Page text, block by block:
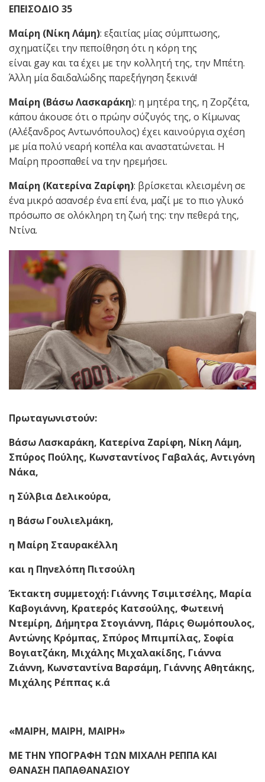
ΕΠΕΙΣΟΔΙΟ 35
Μαίρη (Νίκη Λάμη): εξαιτίας μίας σύμπτωσης,
σχηματίζει την πεποίθηση ότι η κόρη της
είναι gay και τα έχει με την κολλητή της, την Μπέτη.
Άλλη μία δαιδαλώδης παρεξήγηση ξεκινά!
Μαίρη (Βάσω Λασκαράκη): η μητέρα της, η Ζορζέτα,
κάπου άκουσε ότι ο πρώην σύζυγός της, ο Κίμωνας
(Αλέξανδρος Αντωνόπουλος) έχει καινούργια σχέση
με μία πολύ νεαρή κοπέλα και αναστατώνεται. Η
Μαίρη προσπαθεί να την ηρεμήσει.
Μαίρη (Κατερίνα Ζαρίφη): βρίσκεται κλεισμένη σε
ένα μικρό ασανσέρ ένα επί ένα, μαζί με το πιο γλυκό
πρόσωπο σε ολόκληρη τη ζωή της: την πεθερά της,
Ντίνα.
Πρωταγωνιστούν:
Βάσω Λασκαράκη, Κατερίνα Ζαρίφη, Νίκη Λάμη,
Σπύρος Πούλης, Κωνσταντίνος Γαβαλάς, Αντιγόνη
Νάκα,
η Σύλβια Δελικούρα,
η Βάσω Γουλιελμάκη,
η Μαίρη Σταυρακέλλη
και η Πηνελόπη Πιτσούλη
Έκτακτη συμμετοχή: Γιάννης Τσιμιτσέλης, Μαρία
Καβογιάννη, Κρατερός Κατσούλης, Φωτεινή
Ντεμίρη, Δήμητρα Στογιάννη, Πάρις Θωμόπουλος,
Αντώνης Κρόμπας, Σπύρος Μπιμπίλας, Σοφία
Βογιατζάκη, Μιχάλης Μιχαλακίδης, Γιάννα
Ζιάννη, Κωνσταντίνα Βαρσάμη, Γιάννης Αθητάκης,
Μιχάλης Ρέππας κ.ά
«ΜΑΙΡΗ, ΜΑΙΡΗ, ΜΑΙΡΗ»
ΜΕ ΤΗΝ ΥΠΟΓΡΑΦΗ ΤΩΝ ΜΙΧΑΛΗ ΡΕΠΠΑ ΚΑΙ
ΘΑΝΑΣΗ ΠΑΠΑΘΑΝΑΣΙΟΥ